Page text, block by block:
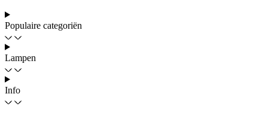
Populaire categoriën
Lampen
Info